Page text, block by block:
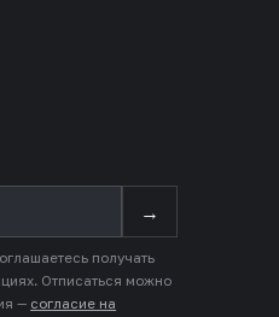
→
получать
Отписаться можно
— согласие на